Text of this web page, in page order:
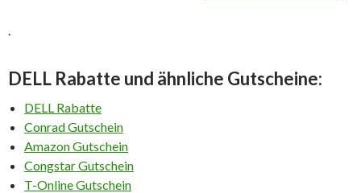
.
DELL Rabatte und ähnliche Gutscheine:
DELL Rabatte
Conrad Gutschein
Amazon Gutschein
Congstar Gutschein
T-Online Gutschein